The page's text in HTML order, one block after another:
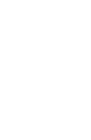
נרחב; מרווח הראש
לדחוף את כפות
לפרוש רגליים
נוח אך נמוך מעט